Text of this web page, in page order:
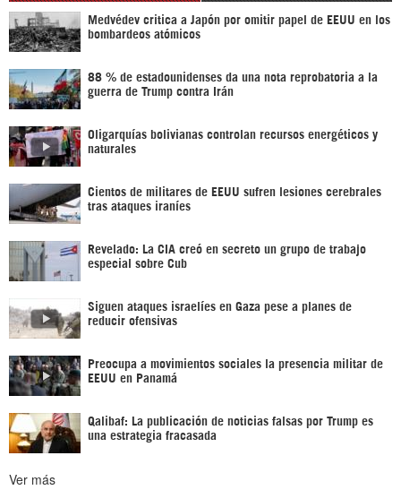
Medvédev critica a Japón por omitir papel de EEUU en los
bombardeos atómicos
88 % de estadounidenses da una nota reprobatoria a la
guerra de Trump contra Irán
Oligarquías bolivianas controlan recursos energéticos y
naturales
Cientos de militares de EEUU sufren lesiones cerebrales
tras ataques iraníes
Revelado: La CIA creó en secreto un grupo de trabajo
especial sobre Cub
Siguen ataques israelíes en Gaza pese a planes de
reducir ofensivas
Preocupa a movimientos sociales la presencia militar de
EEUU en Panamá
Qalibaf: La publicación de noticias falsas por Trump es
una estrategia fracasada
Ver más